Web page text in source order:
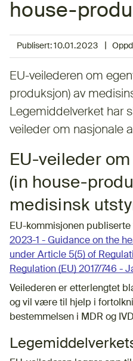
house-
Publisert: 10.01.2023
EU-veilederen om
produksjon) av
Legemiddelverket har
veileder om nasjonale
EU-veileder
(in house-
medisinsk
EU-kommisjonen publiserte
2023-1 - Guidance on the
under Article 5(5) of
Regulation (EU) 2017/746 -
Veilederen er etterlengtet
og vil være til hjelp i
bestemmelsen i MDR og